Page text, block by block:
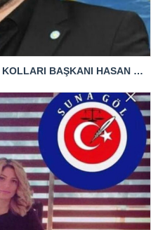
İYİ PARTİ TRABZON GENÇLİK KOLLARI BAŞKANI HASAN KAĞAN ÇAKIROĞLU’NDAN TBMM BAŞKANI’NA ÇOK SERT TEPKİ: “ANAYASAL SUÇ İŞLENMİŞTİR!”